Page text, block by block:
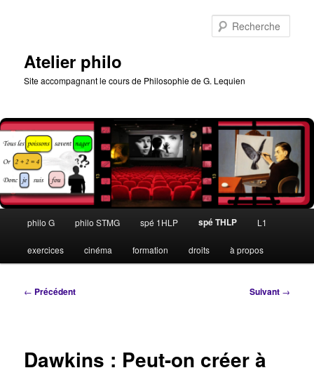
Atelier philo
Site accompagnant le cours de Philosophie de G. Lequien
principal
philo G philo STMG spé 1HLP spé THLP L1
exercices cinéma formation droits à propos
Navigation
← Précédent Suivant →
Dawkins : Peut-on créer à